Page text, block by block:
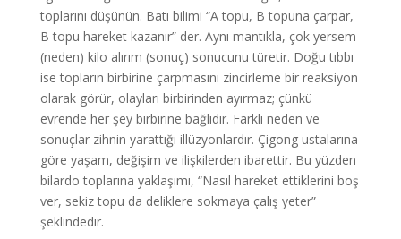
toplarını düşünün. Batı bilimi “A topu, B topuna çarpar,
B topu hareket kazanır” der. Aynı mantıkla, çok yersem
(neden) kilo alırım (sonuç) sonucunu türetir. Doğu tıbbı
ise topların birbirine çarpmasını zincirleme bir reaksiyon
olarak görür, olayları birbirinden ayırmaz; çünkü
evrende her şey birbirine bağlıdır. Farklı neden ve
sonuçlar zihnin yarattığı illüzyonlardır. Çigong ustalarına
göre yaşam, değişim ve ilişkilerden ibarettir. Bu yüzden
bilardo toplarına yaklaşımı, “Nasıl hareket ettiklerini boş
ver, sekiz topu da deliklere sokmaya çalış yeter”
şeklindedir.